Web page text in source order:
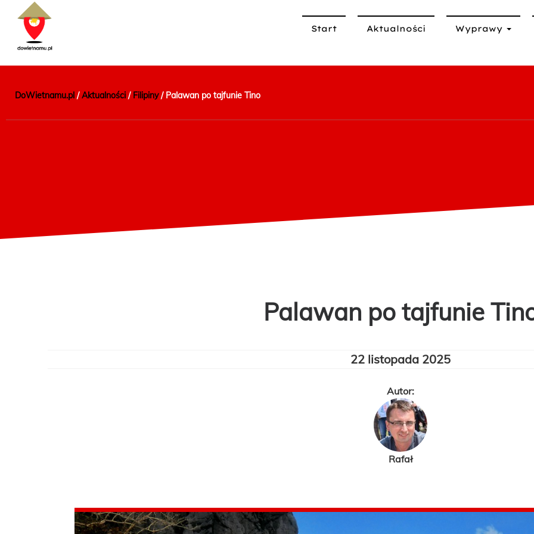
Start Aktualności Wyprawy
DoWietnamu.pl /Aktualności / Filipiny/ Palawan po tajfunie Tino
Palawan po tajfunie
22 listopada 2025
Autor:
Rafał